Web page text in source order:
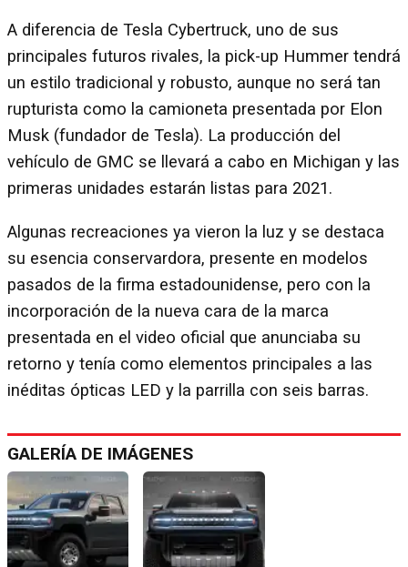
A diferencia de Tesla Cybertruck, uno de sus
principales futuros rivales, la pick-up Hummer tendrá
un estilo tradicional y robusto, aunque no será tan
rupturista como la camioneta presentada por Elon
Musk (fundador de Tesla). La producción del
vehículo de GMC se llevará a cabo en Michigan y las
primeras unidades estarán listas para 2021.
Algunas recreaciones ya vieron la luz y se destaca
su esencia conservardora, presente en modelos
pasados de la firma estadounidense, pero con la
incorporación de la nueva cara de la marca
presentada en el video oficial que anunciaba su
retorno y tenía como elementos principales a las
inéditas ópticas LED y la parrilla con seis barras.
GALERÍA DE IMÁGENES